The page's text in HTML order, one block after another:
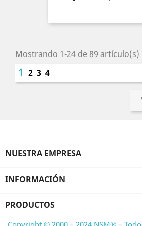
Mostrando 1-24 de 89 artículo(s)
1 2 3 4
NUESTRA EMPRESA
INFORMACIÓN
PRODUCTOS